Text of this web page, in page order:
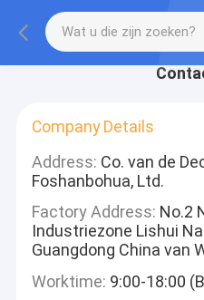
Company Details
Address: Co. van de
Foshanbohua, Ltd.
Factory Address: No.2
Industriezone Lishui
Guangdong China van
Worktime: 9:00-18:00